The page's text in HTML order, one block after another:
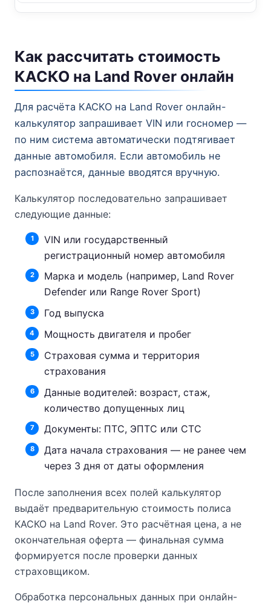
Как рассчитать стоимость
КАСКО на Land Rover онлайн
Для расчёта КАСКО на Land Rover онлайн-
калькулятор запрашивает VIN или госномер —
по ним система автоматически подтягивает
данные автомобиля. Если автомобиль не
распознаётся, данные вводятся вручную.
Калькулятор последовательно запрашивает
следующие данные:
VIN или государственный
регистрационный номер автомобиля
Марка и модель (например, Land Rover
Defender или Range Rover Sport)
Год выпуска
Мощность двигателя и пробег
Страховая сумма и территория
страхования
Данные водителей: возраст, стаж,
количество допущенных лиц
Документы: ПТС, ЭПТС или СТС
Дата начала страхования — не ранее чем
через 3 дня от даты оформления
После заполнения всех полей калькулятор
выдаёт предварительную стоимость полиса
КАСКО на Land Rover. Это расчётная цена, а не
окончательная оферта — финальная сумма
формируется после проверки данных
страховщиком.
Обработка персональных данных при онлайн-